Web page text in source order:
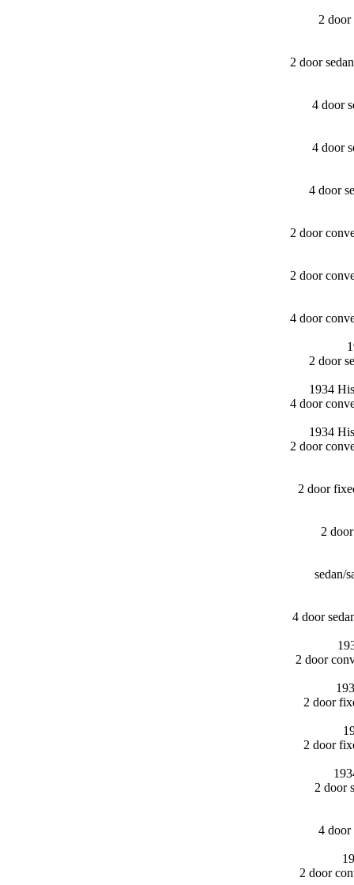
2
2 door
4 door
4 door
4 door
2 door
2 door
4 door
2 door
1934
4 door
1934
2 door
2 door
2
sedan/​
4 door
2 door
2 door
2 door
2 door
4 door
2 door